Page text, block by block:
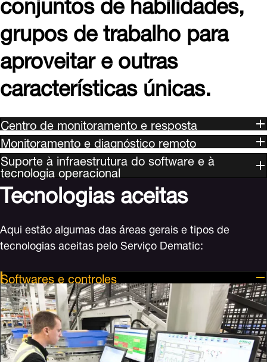
grupos de trabalho para
aproveitar e outras
características únicas.
Centro de monitoramento e resposta
Monitoramento e diagnóstico remoto
Suporte à infraestrutura do software e à
tecnologia operacional
Tecnologias aceitas
Aqui estão algumas das áreas gerais e tipos de
tecnologias aceitas pelo Serviço Dematic:
Softwares e controles